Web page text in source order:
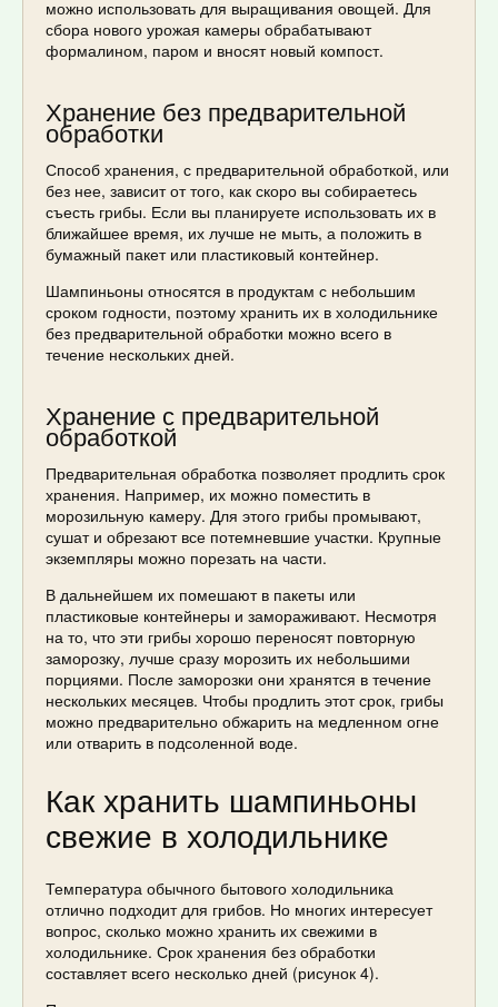
можно использовать для выращивания овощей. Для
сбора нового урожая камеры обрабатывают
формалином, паром и вносят новый компост.
Хранение без предварительной
обработки
Способ хранения, с предварительной обработкой, или
без нее, зависит от того, как скоро вы собираетесь
съесть грибы. Если вы планируете использовать их в
ближайшее время, их лучше не мыть, а положить в
бумажный пакет или пластиковый контейнер.
Шампиньоны относятся в продуктам с небольшим
сроком годности, поэтому хранить их в холодильнике
без предварительной обработки можно всего в
течение нескольких дней.
Хранение с предварительной
обработкой
Предварительная обработка позволяет продлить срок
хранения. Например, их можно поместить в
морозильную камеру. Для этого грибы промывают,
сушат и обрезают все потемневшие участки. Крупные
экземпляры можно порезать на части.
В дальнейшем их помешают в пакеты или
пластиковые контейнеры и замораживают. Несмотря
на то, что эти грибы хорошо переносят повторную
заморозку, лучше сразу морозить их небольшими
порциями. После заморозки они хранятся в течение
нескольких месяцев. Чтобы продлить этот срок, грибы
можно предварительно обжарить на медленном огне
или отварить в подсоленной воде.
Как хранить шампиньоны
свежие в холодильнике
Температура обычного бытового холодильника
отлично подходит для грибов. Но многих интересует
вопрос, сколько можно хранить их свежими в
холодильнике. Срок хранения без обработки
составляет всего несколько дней (рисунок 4).